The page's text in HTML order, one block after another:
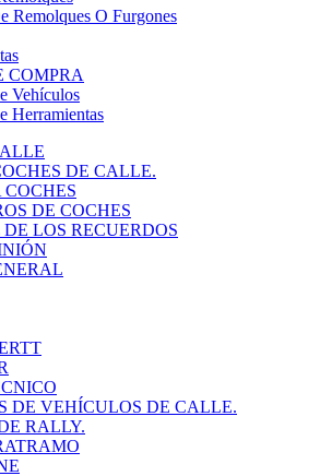
Remolques O Furgones
COMPRA
Vehículos
Herramientas
DE CALLE.
DE COCHES
LOS RECUERDOS
DE VEHÍCULOS DE CALLE.
RALLY.